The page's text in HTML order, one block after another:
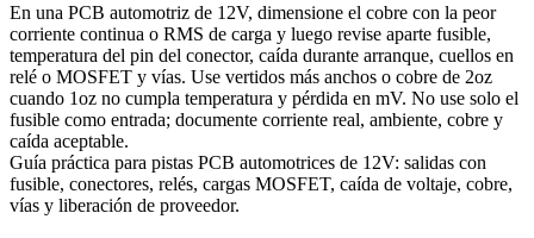
En una PCB automotriz de 12V, dimensione el cobre con la peor
corriente continua o RMS de carga y luego revise aparte fusible,
temperatura del pin del conector, caída durante arranque, cuellos en
relé o MOSFET y vías. Use vertidos más anchos o cobre de 2oz
cuando 1oz no cumpla temperatura y pérdida en mV. No use solo el
fusible como entrada; documente corriente real, ambiente, cobre y
caída aceptable.
Guía práctica para pistas PCB automotrices de 12V: salidas con
fusible, conectores, relés, cargas MOSFET, caída de voltaje, cobre,
vías y liberación de proveedor.